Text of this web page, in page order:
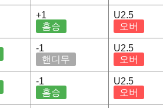
+1
홈승
U2.5
오버
-1
핸디무
U2.5
오버
-1
홈승
U2.5
오버